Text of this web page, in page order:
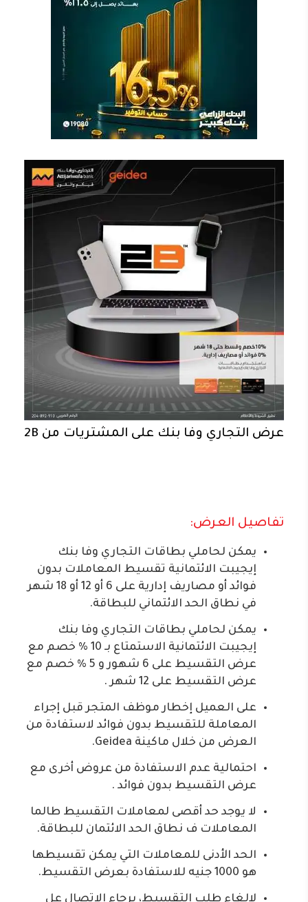
عرض التجاري وفا بنك على المشتريات من 2B
تفاصيل العرض:
يمكن لحاملي بطاقات التجاري وفا بنك
إيجيبت الائتمانية تقسيط المعاملات بدون
فوائد أو مصاريف إدارية على 6 أو 12 أو 18 شهر
في نطاق الحد الائتماني للبطاقة.
يمكن لحاملي بطاقات التجاري وفا بنك
إيجيبت الائتمانية الاستمتاع بـ 10 % خصم مع
عرض التقسيط على 6 شهور و 5 % خصم مع
عرض التقسيط على 12 شهر .
على العميل إخطار موظف المتجر قبل إجراء
المعاملة للتقسيط بدون فوائد لاستفادة من
العرض من خلال ماكينة Geidea.
احتمالية عدم الاستفادة من عروض أخرى مع
عرض التقسيط بدون فوائد .
لا يوجد حد أقصى لمعاملات التقسيط طالما
المعاملات ف نطاق الحد الائتمان للبطاقة.
الحد الأدنى للمعاملات التي يمكن تقسيطها
هو 1000 جنيه للاستفادة بعرض التقسيط.